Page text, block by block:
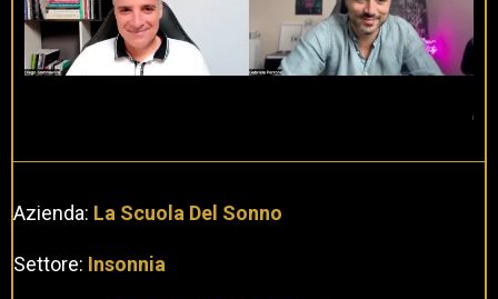
Azienda: La Scuola Del Sonno
Settore: Insonnia